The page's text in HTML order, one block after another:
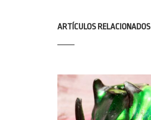
ARTÍCULOS RELACIONADOS